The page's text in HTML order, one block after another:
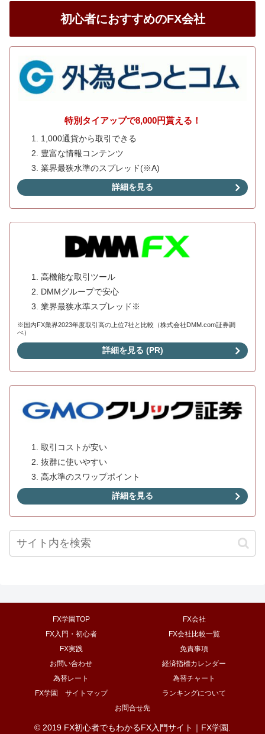
初心者におすすめのFX会社
特別タイアップで8,000円貰える！
1,000通貨から取引できる
豊富な情報コンテンツ
業界最狭水準のスプレッド(※A)
詳細を見る
高機能な取引ツール
DMMグループで安心
業界最狭水準スプレッド※
※国内FX業界2023年度取引高の上位7社と比較（株式会社DMM.com証券調
べ）
詳細を見る (PR)
取引コストが安い
抜群に使いやすい
高水準のスワップポイント
詳細を見る
FX学園TOP
FX会社
FX入門・初心者
FX会社比較一覧
FX実践
免責事項
お問い合わせ
経済指標カレンダー
為替レート
為替チャート
FX学園 サイトマップ
ランキングについて
お問合せ先
© 2019 FX初心者でもわかるFX入門サイト｜FX学園.